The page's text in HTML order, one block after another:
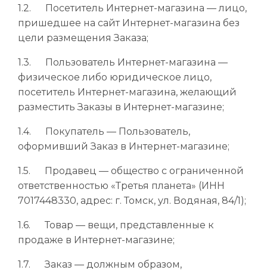
1.2. Посетитель Интернет-магазина — лицо,
пришедшее на сайт Интернет-магазина без
цели размещения Заказа;
1.3. Пользователь Интернет-магазина —
физическое либо юридическое лицо,
посетитель Интернет-магазина, желающий
разместить Заказы в Интернет-магазине;
1.4. Покупатель — Пользователь,
оформивший Заказ в Интернет-магазине;
1.5. Продавец — общество с ограниченной
ответственностью «Третья планета» (ИНН
7017448330, адрес: г. Томск, ул. Водяная, 84/1);
1.6. Товар — вещи, представленные к
продаже в Интернет-магазине;
1.7. Заказ — должным образом,